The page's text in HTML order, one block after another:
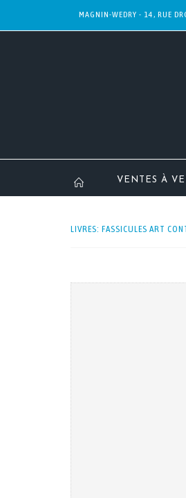
MAGNIN-WEDRY - 14, RUE
VENTES À
LIVRES: FASSICULES ART